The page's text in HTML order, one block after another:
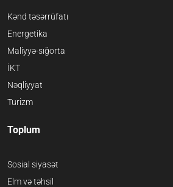
Kənd təsərrüfatı
Energetika
Maliyyə-sığorta
İKT
Nəqliyyat
Turizm
Toplum
Sosial siyasət
Elm və təhsil